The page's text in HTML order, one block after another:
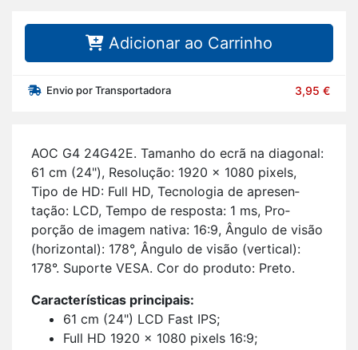
Adicionar ao Carrinho
Envio por Transportadora 3,95 €
AOC G4 24G42E. Ta­manho do ecrã na di­a­gonal:
61 cm (24"), Re­so­lução: 1920 x 1080 pi­xels,
Tipo de HD: Full HD, Tec­no­logia de apre­sen­
tação: LCD, Tempo de res­posta: 1 ms, Pro­
porção de imagem na­tiva: 16:9, Ân­gulo de visão
(ho­ri­zontal): 178°, Ân­gulo de visão (ver­tical):
178°. Su­porte VESA. Cor do pro­duto: Preto.
Ca­rac­te­rís­ticas prin­ci­pais:
61 cm (24") LCD Fast IPS;
Full HD 1920 x 1080 pi­xels 16:9;